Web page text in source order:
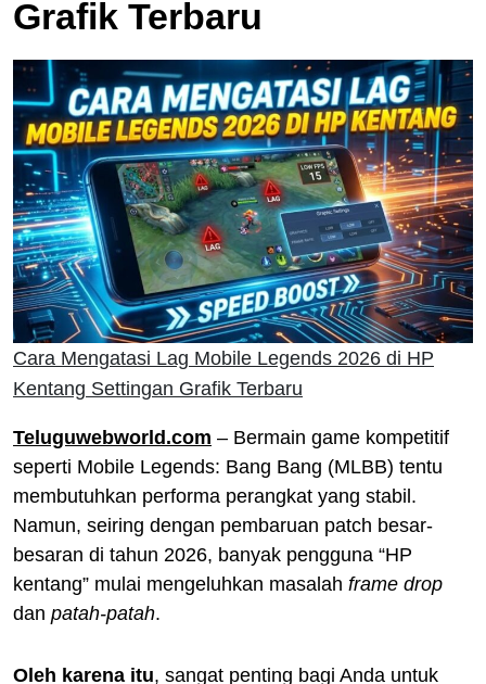
Grafik Terbaru
Cara Mengatasi Lag Mobile Legends 2026 di HP
Kentang Settingan Grafik Terbaru
Teluguwebworld.com – Bermain game kompetitif
seperti Mobile Legends: Bang Bang (MLBB) tentu
membutuhkan performa perangkat yang stabil.
Namun, seiring dengan pembaruan patch besar-
besaran di tahun 2026, banyak pengguna “HP
kentang” mulai mengeluhkan masalah frame drop
dan patah-patah.
Oleh karena itu, sangat penting bagi Anda untuk